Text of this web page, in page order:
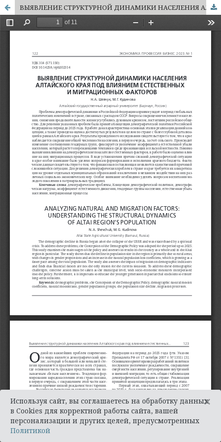
ВЫЯВЛЕНИЕ СТРУКТУРНОЙ ДИНАМИКИ НАСЕЛЕНИЯ АЛТАЙСКОГО КРАЯ ПОД ВЛИЯНИЕМ ЕСТЕСТВЕННЫХ И МИГРАЦИОННЫХ ФАКТОРОВ
Используя сайт, вы соглашаетесь на обработку данных
в Cookies для корректной работы сайта, вашей
персонализации и других целей, предусмотренных
Политикой
×